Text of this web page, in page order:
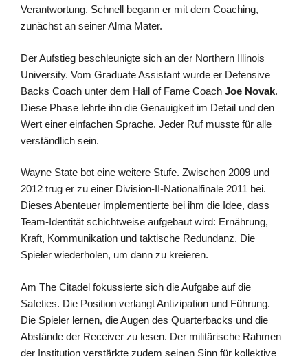
Verantwortung. Schnell begann er mit dem Coaching,
zunächst an seiner Alma Mater.
Der Aufstieg beschleunigte sich an der Northern Illinois
University. Vom Graduate Assistant wurde er Defensive
Backs Coach unter dem Hall of Fame Coach Joe Novak.
Diese Phase lehrte ihn die Genauigkeit im Detail und den
Wert einer einfachen Sprache. Jeder Ruf musste für alle
verständlich sein.
Wayne State bot eine weitere Stufe. Zwischen 2009 und
2012 trug er zu einer Division-II-Nationalfinale 2011 bei.
Dieses Abenteuer implementierte bei ihm die Idee, dass
Team-Identität schichtweise aufgebaut wird: Ernährung,
Kraft, Kommunikation und taktische Redundanz. Die
Spieler wiederholen, um dann zu kreieren.
Am The Citadel fokussierte sich die Aufgabe auf die
Safeties. Die Position verlangt Antizipation und Führung.
Die Spieler lernen, die Augen des Quarterbacks und die
Abstände der Receiver zu lesen. Der militärische Rahmen
der Institution verstärkte zudem seinen Sinn für kollektive